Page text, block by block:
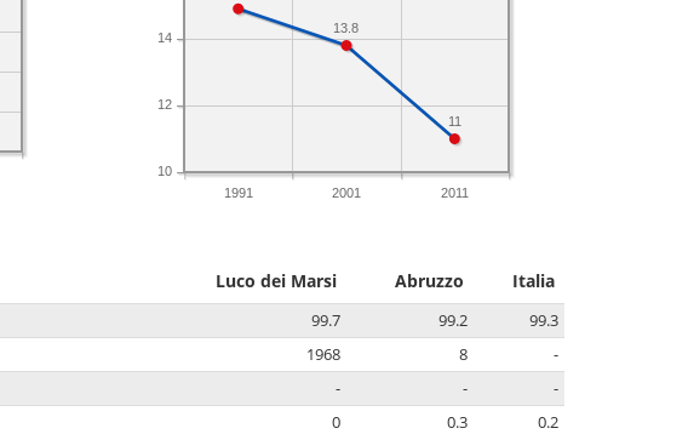
1991 2001 2011
10
12
14
11
13.8
Luco dei Marsi Abruzzo Italia
99.7 99.2
99.3
1968 8
-
- -
-
0 0.3
0.2